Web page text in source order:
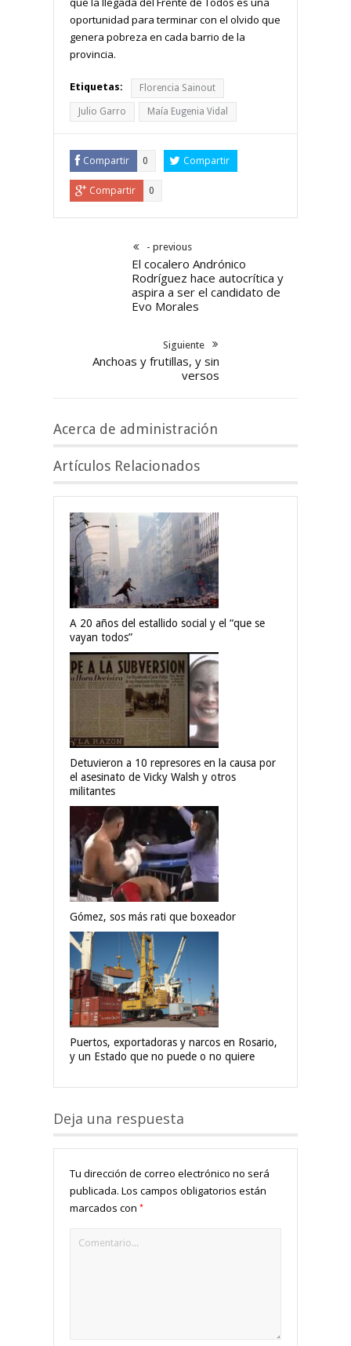
oportunidad para terminar con el olvido que
genera pobreza en cada barrio de la
provincia.
Etiquetas: Florencia Sainout
Julio Garro Maía Eugenia Vidal
Compartir 0 Compartir
Compartir 0
- previous
El cocalero Andrónico
Rodríguez hace autocrítica y
aspira a ser el candidato de
Evo Morales
Siguiente
Anchoas y frutillas, y sin
versos
Acerca de administración
Artículos Relacionados
A 20 años del estallido social y el “que se
vayan todos”
Detuvieron a 10 represores en la causa por
el asesinato de Vicky Walsh y otros
militantes
Gómez, sos más rati que boxeador
Puertos, exportadoras y narcos en Rosario,
y un Estado que no puede o no quiere
Deja una respuesta
Tu dirección de correo electrónico no será
publicada. Los campos obligatorios están
marcados con *